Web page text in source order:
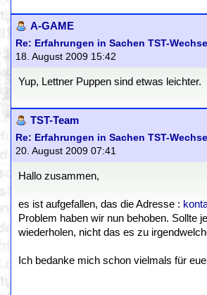
A-GAME
Re: Erfahrungen in Sachen TST-
18. August 2009 15:42
Yup, Lettner Puppen sind etwas leichter.
TST-Team
Re: Erfahrungen in Sachen TST-
20. August 2009 07:41
Hallo zusammen,
es ist aufgefallen, das die Adresse :
Problem haben wir nun behoben. Sollte
wiederholen, nicht das es zu
Ich bedanke mich schon vielmals für